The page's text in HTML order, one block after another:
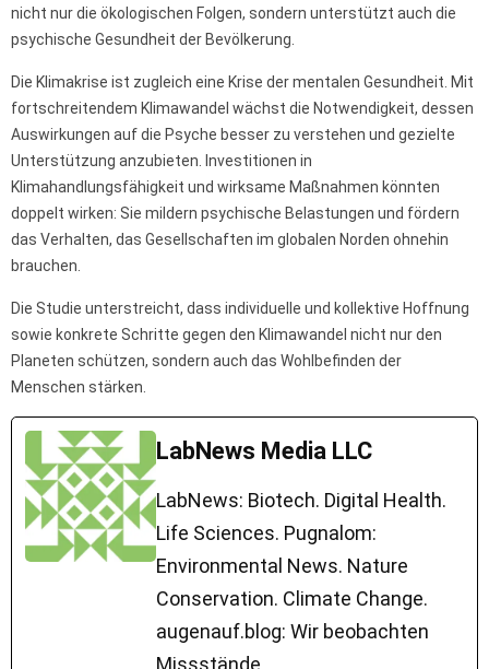
nicht nur die ökologischen Folgen, sondern unterstützt auch die
psychische Gesundheit der Bevölkerung.
Die Klimakrise ist zugleich eine Krise der mentalen Gesundheit. Mit
fortschreitendem Klimawandel wächst die Notwendigkeit, dessen
Auswirkungen auf die Psyche besser zu verstehen und gezielte
Unterstützung anzubieten. Investitionen in
Klimahandlungsfähigkeit und wirksame Maßnahmen könnten
doppelt wirken: Sie mildern psychische Belastungen und fördern
das Verhalten, das Gesellschaften im globalen Norden ohnehin
brauchen.
Die Studie unterstreicht, dass individuelle und kollektive Hoffnung
sowie konkrete Schritte gegen den Klimawandel nicht nur den
Planeten schützen, sondern auch das Wohlbefinden der
Menschen stärken.
LabNews Media LLC
LabNews: Biotech. Digital Health.
Life Sciences. Pugnalom:
Environmental News. Nature
Conservation. Climate Change.
augenauf.blog: Wir beobachten
Missstände